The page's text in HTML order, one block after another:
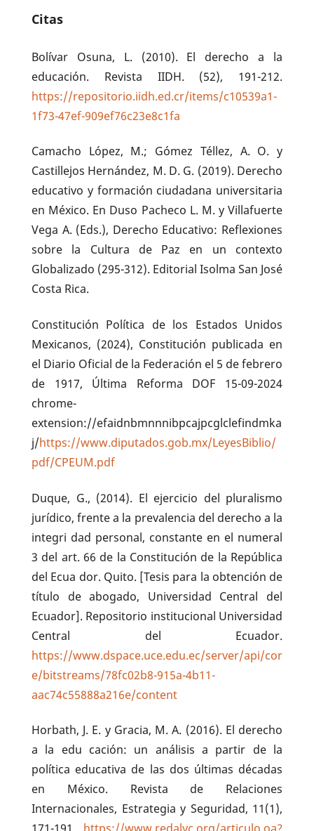
Citas
Bolívar Osuna, L. (2010). El derecho a la
educación. Revista IIDH. (52), 191-212.
https://repositorio.iidh.ed.cr/items/c10539a1-
1f73-47ef-909ef76c23e8c1fa
Camacho López, M.; Gómez Téllez, A. O. y
Castillejos Hernández, M. D. G. (2019). Derecho
educativo y formación ciudadana universitaria
en México. En Duso Pacheco L. M. y Villafuerte
Vega A. (Eds.), Derecho Educativo: Reflexiones
sobre la Cultura de Paz en un contexto
Globalizado (295-312). Editorial Isolma San José
Costa Rica.
Constitución Política de los Estados Unidos
Mexicanos, (2024), Constitución publicada en
el Diario Oficial de la Federación el 5 de febrero
de 1917, Última Reforma DOF 15-09-2024
chrome-
extension://efaidnbmnnnibpcajpcglclefindmka
j/https://www.diputados.gob.mx/LeyesBiblio/
pdf/CPEUM.pdf
Duque, G., (2014). El ejercicio del pluralismo
jurídico, frente a la prevalencia del derecho a la
integri dad personal, constante en el numeral
3 del art. 66 de la Constitución de la República
del Ecua dor. Quito. [Tesis para la obtención de
título de abogado, Universidad Central del
Ecuador]. Repositorio institucional Universidad
Central del Ecuador.
https://www.dspace.uce.edu.ec/server/api/cor
e/bitstreams/78fc02b8-915a-4b11-
aac74c55888a216e/content
Horbath, J. E. y Gracia, M. A. (2016). El derecho
a la edu cación: un análisis a partir de la
política educativa de las dos últimas décadas
en México. Revista de Relaciones
Internacionales, Estrategia y Seguridad, 11(1),